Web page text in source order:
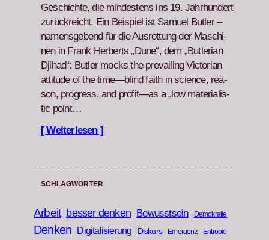
Geschichte, die min­destens ins 19. Jahrhun­dert
zurück­re­icht. Ein Beispiel ist Samuel But­ler –
namensgebend für die Aus­rot­tung der Maschi­
nen in Frank Her­berts „Dune“, dem „But­ler­ian
Dji­had“: But­ler mocks the pre­vail­ing Vic­to­ri­an
atti­tude of the time—blind faith in sci­ence, rea­
son, progress, and profit—as a „low mate­ri­al­is­
tic point…
[ Weiterlesen ]
SCHLAGWÖRTER
Arbeit besser denken Bewusstsein Demokratie
Denken Digitalisierung Diskurs Emergenz
Entropie